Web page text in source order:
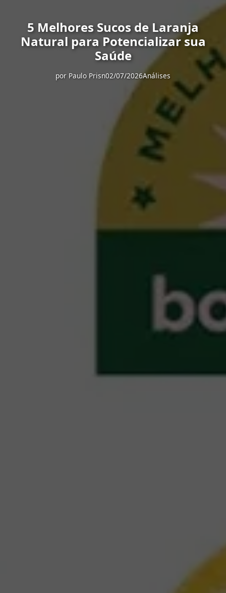
5 Melhores Sucos de Laranja
Natural para Potencializar sua
Saúde
por Paulo Prisn02/07/2026Análises